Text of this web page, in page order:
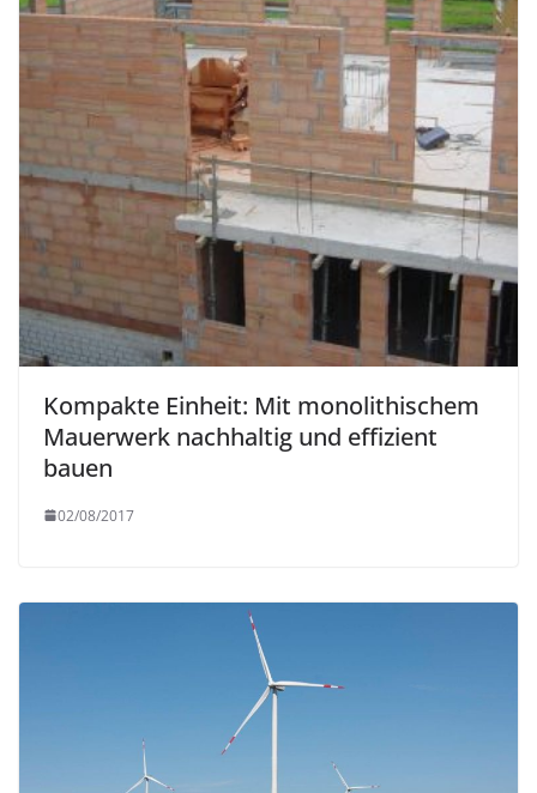
Kompakte Einheit: Mit monolithischem
Mauerwerk nachhaltig und effizient
bauen
02/08/2017